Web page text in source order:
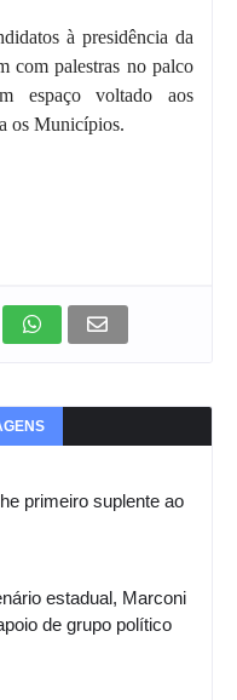
à presidência da
com palestras no palco
espaço voltado aos
os Municípios.
primeiro suplente ao
estadual, Marconi
de grupo político